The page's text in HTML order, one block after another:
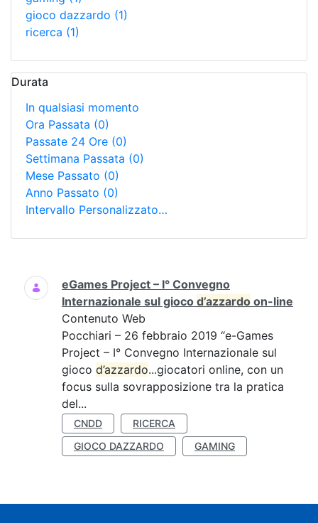
gioco dazzardo (1)
ricerca (1)
Durata
In qualsiasi momento
Ora Passata (0)
Passate 24 Ore (0)
Settimana Passata (0)
Mese Passato (0)
Anno Passato (0)
Intervallo Personalizzato…
Ricerca
eGames Project – I° Convegno
Internazionale sul gioco d’azzardo on-line
Contenuto Web
Pocchiari – 26 febbraio 2019 “e-Games
Project – I° Convegno Internazionale sul
gioco d’azzardo...giocatori online, con un
focus sulla sovrapposizione tra la pratica
del...
CNDD
RICERCA
GIOCO DAZZARDO
GAMING